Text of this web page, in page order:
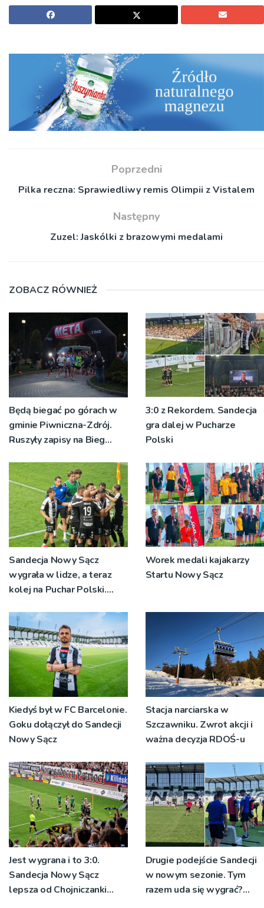
Poprzedni
Pilka reczna: Sprawiedliwy remis Olimpii z Vistalem
Następny
Zuzel: Jaskólki z brazowymi medalami
ZOBACZ RÓWNIEŻ
Będą biegać po górach w
gminie Piwniczna-Zdrój.
Ruszyły zapisy na Bieg
3:0 z Rekordem. Sandecja
gra dalej w Pucharze
Polski
Sandecja Nowy Sącz
wygrała w lidze, a teraz
kolej na Puchar Polski.
Worek medali kajakarzy
Startu Nowy Sącz
Kiedyś był w FC Barcelonie.
Goku dołączył do Sandecji
Nowy Sącz
Stacja narciarska w
Szczawniku. Zwrot akcji i
ważna decyzja RDOŚ-u
Jest wygrana i to 3:0.
Sandecja Nowy Sącz
lepsza od Chojniczanki
Drugie podejście Sandecji
w nowym sezonie. Tym
razem uda się wygrać?